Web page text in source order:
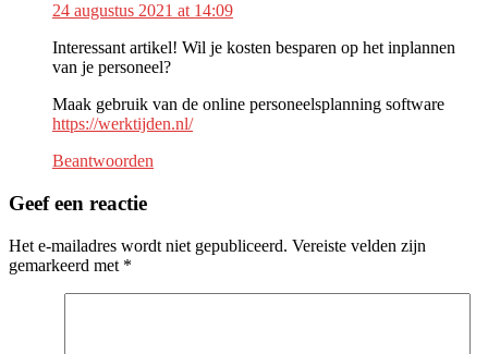
24 augustus 2021 at 14:09
Interessant artikel! Wil je kosten besparen op het inplannen
van je personeel?
Maak gebruik van de online personeelsplanning software
https://werktijden.nl/
Beantwoorden
Geef een reactie
Het e-mailadres wordt niet gepubliceerd. Vereiste velden zijn
gemarkeerd met *